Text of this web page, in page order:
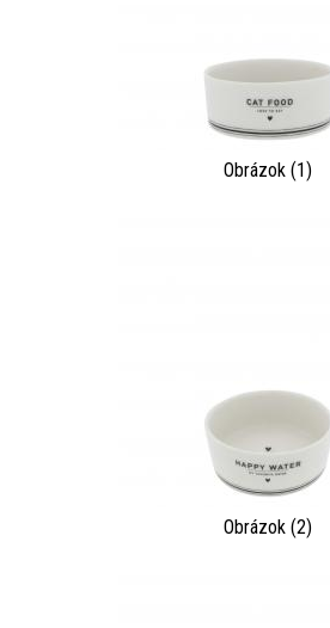
Obrázok (1)
Obrázok (2)